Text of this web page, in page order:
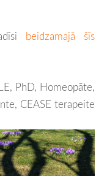
beidzamajā šīs
Homeopāte,
CEASE terapeite